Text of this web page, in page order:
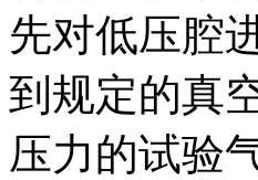
先对低压腔
到规定的真
压力的试验